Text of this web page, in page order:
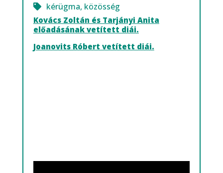
kérügma, közösség
Kovács Zoltán és Tarjányi Anita
előadásának vetített diái.
Joanovits Róbert vetített diái.